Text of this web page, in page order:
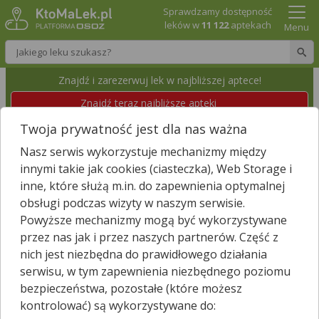
Wpisz nazwę leku
Sprawdzamy dostępność
leków w11 122aptekach Menu
Znajdź i zarezerwuj lek w najbliższej aptece!
Znajdź teraz najbliższe apteki
APTEKA ŚW.KOSMY I DAMIANA
Białystok, Raginisa 87/1 Id apteki: 50 103
Znajdź leki w okolicy i zarezerwuj
Zgłoś nieistniejącą aptekę
−
Twoja prywatność jest dla nas ważna
Nasz serwis wykorzystuje mechanizmy między
innymi takie jak cookies (ciasteczka), Web Storage i
inne, które służą m.in. do zapewnienia optymalnej
obsługi podczas wizyty w naszym serwisie.
Powyższe mechanizmy mogą być wykorzystywane
przez nas jak i przez naszych partnerów. Część z
nich jest niezbędna do prawidłowego działania
serwisu, w tym zapewnienia niezbędnego poziomu
bezpieczeństwa, pozostałe (które możesz
kontrolować) są wykorzystywane do: